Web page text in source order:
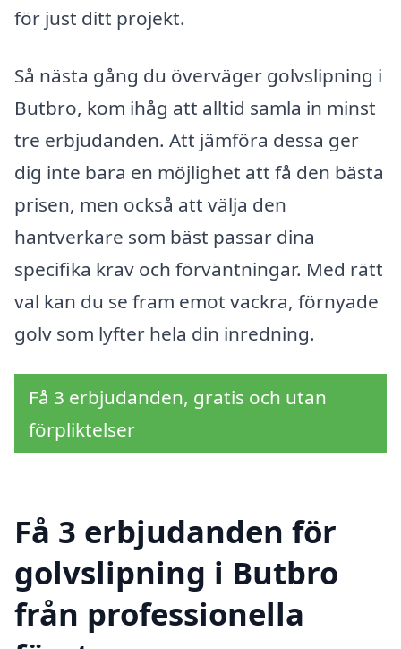
för just ditt projekt.
Så nästa gång du överväger golvslipning i
Butbro, kom ihåg att alltid samla in minst
tre erbjudanden. Att jämföra dessa ger
dig inte bara en möjlighet att få den bästa
prisen, men också att välja den
hantverkare som bäst passar dina
specifika krav och förväntningar. Med rätt
val kan du se fram emot vackra, förnyade
golv som lyfter hela din inredning.
Få 3 erbjudanden, gratis och utan
förpliktelser
Få 3 erbjudanden för
golvslipning i Butbro
från professionella